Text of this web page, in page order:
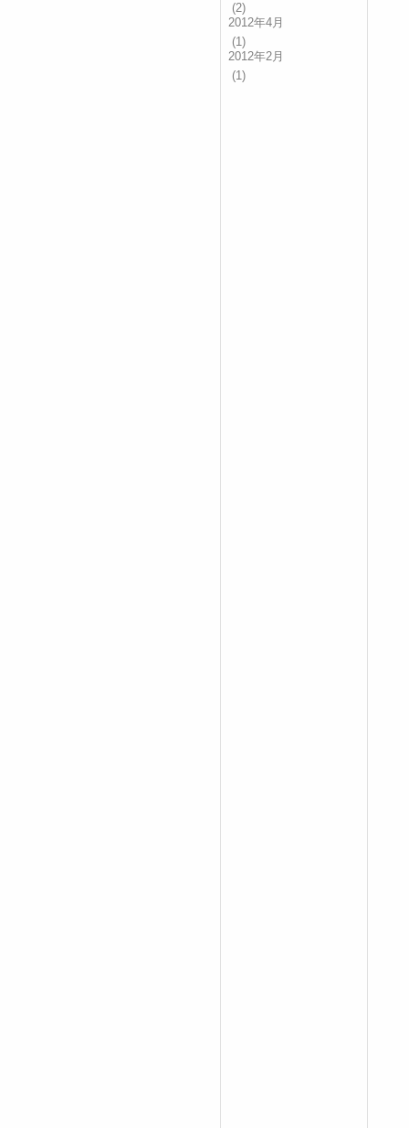
(2)
2012年4月
(1)
2012年2月
(1)